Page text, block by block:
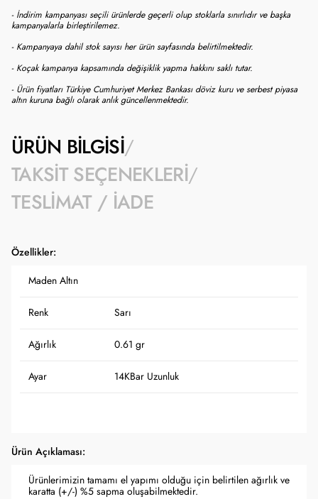
- İndirim kampanyası seçili ürünlerde geçerli olup stoklarla sınırlıdır ve başka
kampanyalarla birleştirilemez.
- Kampanyaya dahil stok sayısı her ürün sayfasında belirtilmektedir.
- Koçak kampanya kapsamında değişiklik yapma hakkını saklı tutar.
- Ürün fiyatları Türkiye Cumhuriyet Merkez Bankası döviz kuru ve serbest piyasa
altın kuruna bağlı olarak anlık güncellenmektedir.
ÜRÜN BILGISI
TAKSIT SEÇENEKLERI
TESLIMAT / İADE
Özellikler:
Maden Altın
Renk Sarı
Ağırlık 0.61 gr
Ayar 14KBar Uzunluk
Ürün Açıklaması:
Ürünlerimizin tamamı el yapımı olduğu için belirtilen ağırlık ve
karatta (+/-) %5 sapma oluşabilmektedir.